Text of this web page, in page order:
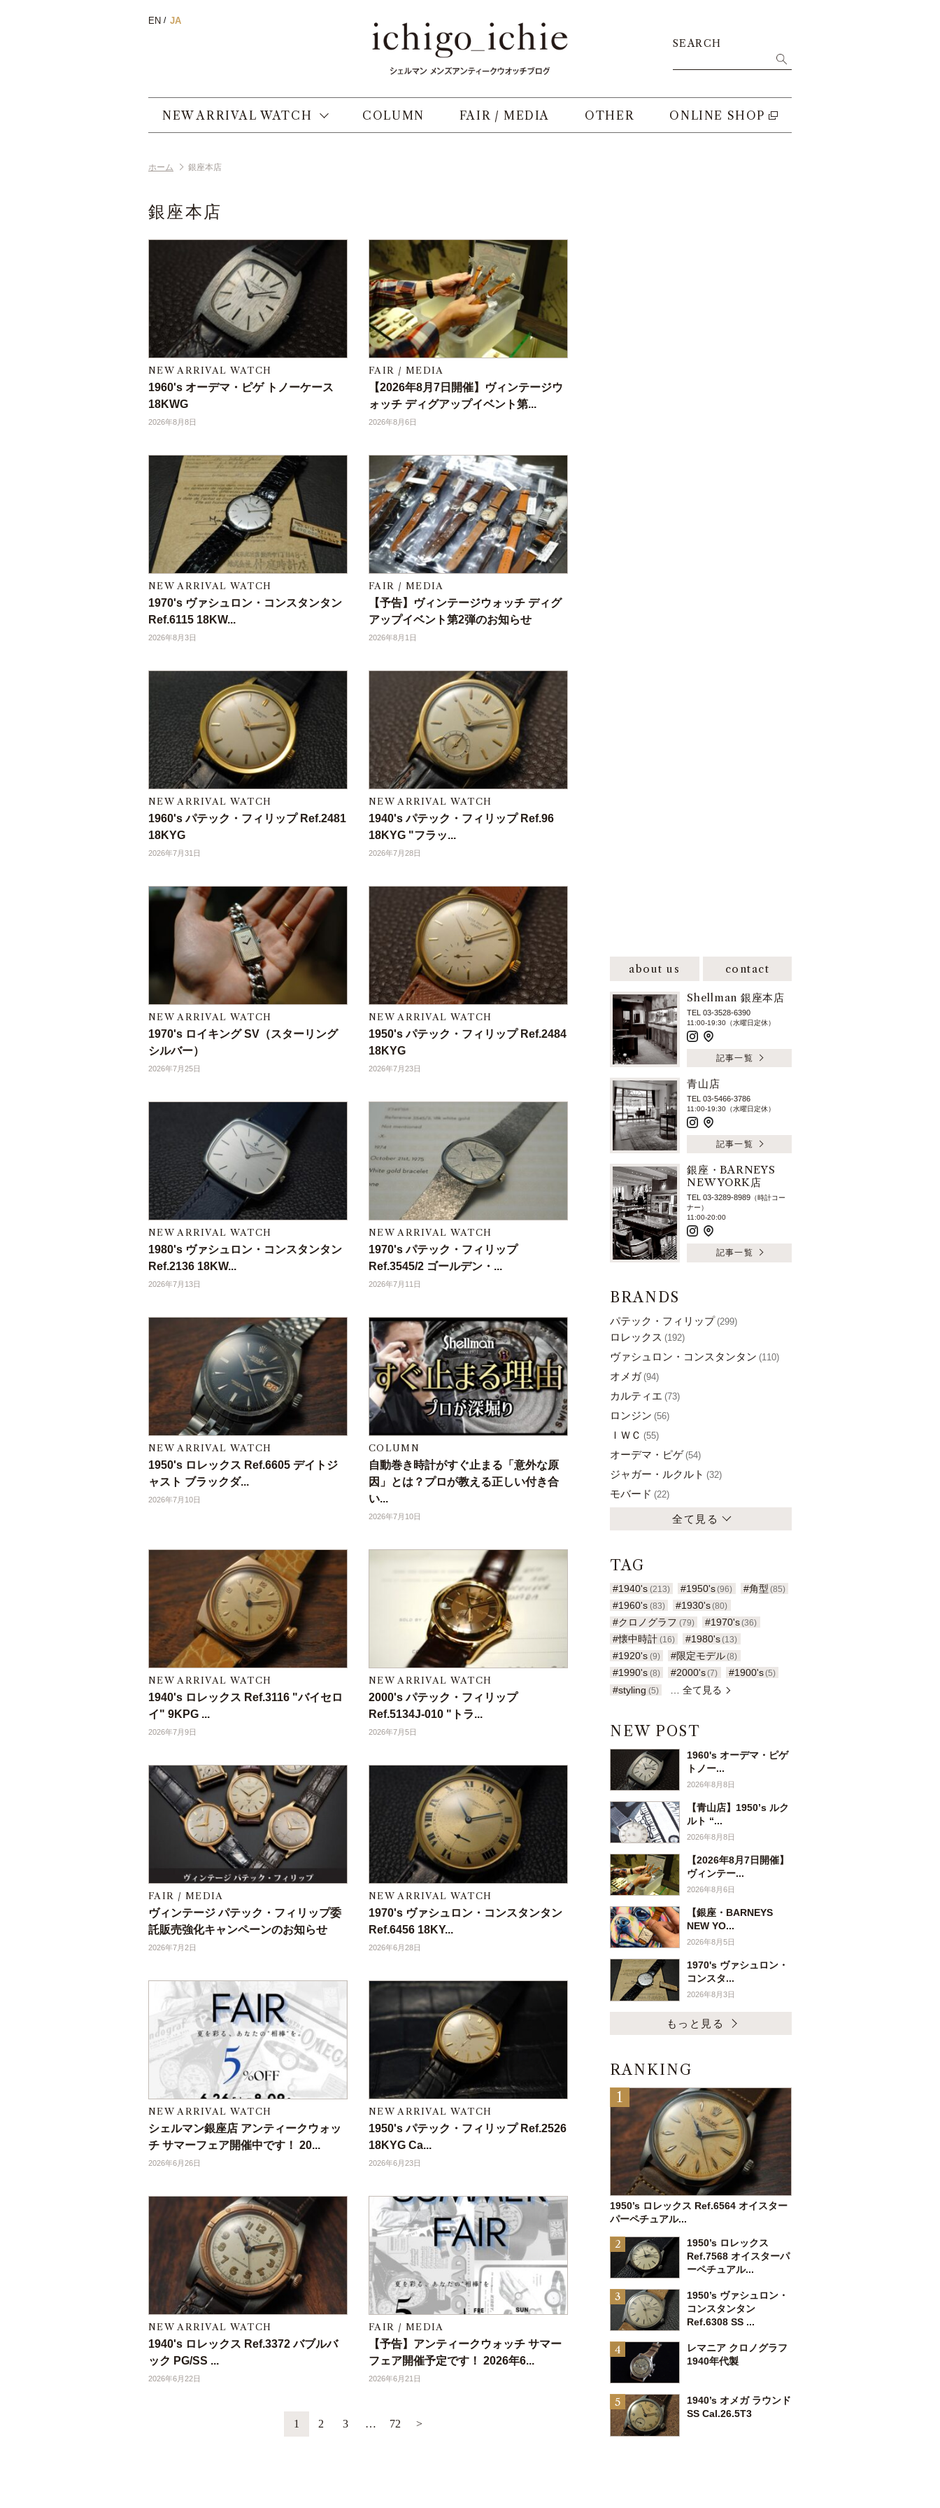
SEARCH
NEW ARRIVAL WATCH COLUMN FAIR / MEDIA OTHER ONLINE SHOP
ホーム 銀座本店
銀座本店
NEW ARRIVAL WATCH
1960's オーデマ・ピゲ トノーケース
18KWG
2026年8月8日
FAIR / MEDIA
【2026年8月7日開催】ヴィンテージウ
ォッチ ディグアップイベント第...
2026年8月6日
NEW ARRIVAL WATCH
1970's ヴァシュロン・コンスタンタン
Ref.6115 18KW...
2026年8月3日
FAIR / MEDIA
【予告】ヴィンテージウォッチ ディグ
アップイベント第2弾のお知らせ
2026年8月1日
NEW ARRIVAL WATCH
1960's パテック・フィリップ Ref.2481
18KYG
2026年7月31日
NEW ARRIVAL WATCH
1940's パテック・フィリップ Ref.96
18KYG "フラッ...
2026年7月28日
NEW ARRIVAL WATCH
1970's ロイキング SV（スターリング
シルバー）
2026年7月25日
NEW ARRIVAL WATCH
1950's パテック・フィリップ Ref.2484
18KYG
2026年7月23日
NEW ARRIVAL WATCH
1980's ヴァシュロン・コンスタンタン
Ref.2136 18KW...
2026年7月13日
NEW ARRIVAL WATCH
1970's パテック・フィリップ
Ref.3545/2 ゴールデン・...
2026年7月11日
NEW ARRIVAL WATCH
1950's ロレックス Ref.6605 デイトジ
ャスト ブラックダ...
2026年7月10日
COLUMN
自動巻き時計がすぐ止まる「意外な原
因」とは？プロが教える正しい付き合
い...
2026年7月10日
NEW ARRIVAL WATCH
1940's ロレックス Ref.3116 "バイセロ
イ" 9KPG ...
2026年7月9日
NEW ARRIVAL WATCH
2000's パテック・フィリップ
Ref.5134J-010 "トラ...
2026年7月5日
FAIR / MEDIA
ヴィンテージ パテック・フィリップ委
託販売強化キャンペーンのお知らせ
2026年7月2日
NEW ARRIVAL WATCH
1970's ヴァシュロン・コンスタンタン
Ref.6456 18KY...
2026年6月28日
NEW ARRIVAL WATCH
シェルマン銀座店 アンティークウォッ
チ サマーフェア開催中です！ 20...
2026年6月26日
NEW ARRIVAL WATCH
1950's パテック・フィリップ Ref.2526
18KYG Ca...
2026年6月23日
NEW ARRIVAL WATCH
1940's ロレックス Ref.3372 バブルバ
ック PG/SS ...
2026年6月22日
FAIR / MEDIA
【予告】アンティークウォッチ サマー
フェア開催予定です！ 2026年6...
2026年6月21日
1 2 3 … 72 >
about us contact
Shellman 銀座本店
TEL 03-3528-6390
11:00-19:30（水曜日定休）
記事一覧
青山店
TEL 03-5466-3786
11:00-19:30（水曜日定休）
記事一覧
銀座・BARNEYS
NEW YORK店
TEL 03-3289-8989 （時計コー
ナー）
11:00-20:00
記事一覧
BRANDS
パテック・フィリップ (299)
ロレックス (192)
ヴァシュロン・コンスタンタン (110)
オメガ (94)
カルティエ (73)
ロンジン (56)
ＩＷＣ (55)
オーデマ・ピゲ (54)
ジャガー・ルクルト (32)
モバード (22)
全て見る
TAG
#1940's (213) #1950's(96) #角型 (85)
#1960's (83) #1930's(80)
#クロノグラフ (79) #1970's(36)
#懐中時計 (16) #1980's(13)
#1920's (9) #限定モデル(8)
#1990's (8) #2000's(7) #1900's(5)
#styling (5) … 全て見る
NEW POST
1960's オーデマ・ピゲ
トノー...
2026年8月8日
【青山店】1950’s ルク
ルト “...
2026年8月8日
【2026年8月7日開催】
ヴィンテー...
2026年8月6日
【銀座・BARNEYS
NEW YO...
2026年8月5日
1970's ヴァシュロン・
コンスタ...
2026年8月3日
もっと見る
RANKING
1950’s ロレックス Ref.6564 オイスター
パーペチュアル...
1950’s ロレックス
Ref.7568 オイスターパ
ーペチュアル...
1950’s ヴァシュロン・
コンスタンタン
Ref.6308 SS ...
レマニア クロノグラフ
1940年代製
1940’s オメガ ラウンド
SS Cal.26.5T3
EN JA